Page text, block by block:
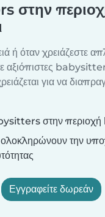
στην
ή όταν χρειάζεστε
αξιόπιστες
για να
στην περιοχή
την
Εγγραφείτε δωρεάν